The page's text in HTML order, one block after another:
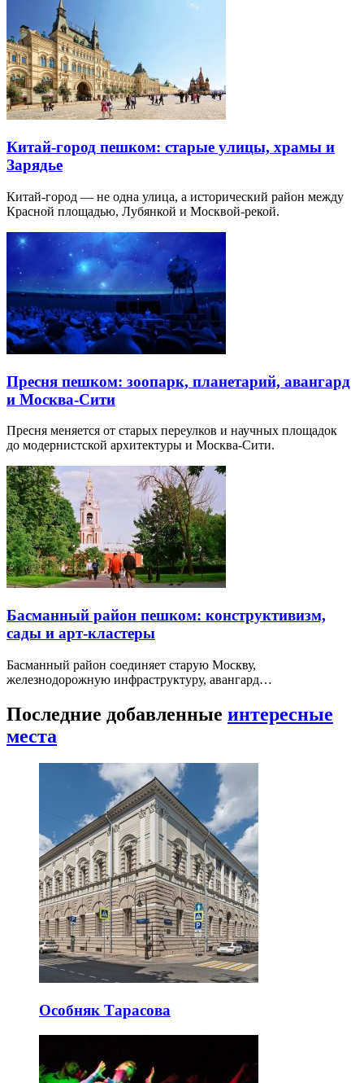
Китай-город пешком: старые улицы, храмы и
Зарядье
Китай-город — не одна улица, а исторический район между
Красной площадью, Лубянкой и Москвой-рекой.
Пресня пешком: зоопарк, планетарий, авангард
и Москва-Сити
Пресня меняется от старых переулков и научных площадок
до модернистской архитектуры и Москва-Сити.
Басманный район пешком: конструктивизм,
сады и арт-кластеры
Басманный район соединяет старую Москву,
железнодорожную инфраструктуру, авангард…
Последние добавленные интересные
места
Особняк Тарасова